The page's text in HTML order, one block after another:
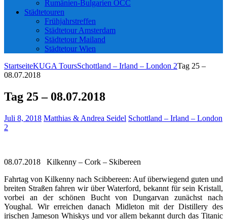
Rumänien-Bulgarien ÖCC
Städtetouren
Frühjahrstreffen
Städtetour Amsterdam
Städtetour Mailand
Städtetour Wien
StartseiteKUGA ToursSchottland – Irland – London 2Tag 25 –
08.07.2018
Tag 25 – 08.07.2018
Juli 8, 2018 Matthias & Andrea Seidel Schottland – Irland – London
2
08.07.2018 Kilkenny – Cork – Skibereen
Fahrtag von Kilkenny nach Scibbereen: Auf überwiegend guten und
breiten Straßen fahren wir über Waterford, bekannt für sein Kristall,
vorbei an der schönen Bucht von Dungarvan zunächst nach
Youghal. Wir erreichen danach Midleton mit der Distillery des
irischen Jameson Whiskys und vor allem bekannt durch das Titanic